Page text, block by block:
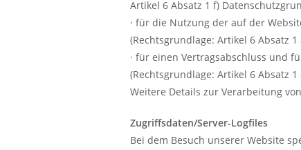
Artikel 6 Absatz 1 f)
· für die Nutzung der auf der
(Rechtsgrundlage: Artikel 6 Absatz
· für einen Vertragsabschluss und
(Rechtsgrundlage: Artikel 6 Absatz
Weitere Details zur Verarbeitung
Zugriffsdaten/Server-Logfiles
Bei dem Besuch unserer Website